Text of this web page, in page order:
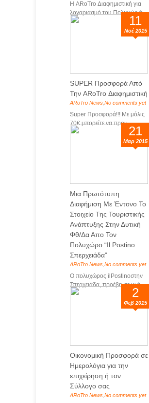
Η ARoTro Διαφημιστική για
λογαριασμό του Πολυχώρ�...
11
Νοέ 2015
SUPER Προσφορά Από
Την ARoTro Διαφημιστική
ARoTro News No comments yet
Super Προσφορά!!! Με μόλις
70€ μπορείτε να προμ...
21
Μαρ 2015
Μια Πρωτότυπη
Διαφήμιση Με Έντονο Το
Στοιχείο Της Τουριστικής
Ανάπτυξης Στην Δυτική
Φθ/Δα Απο Τον
Πολυχώρο “Il Postino
Σπερχειάδα”
ARoTro News No comments yet
Ο πολυχώρος ilPostinoστην
Σπερχειάδα, προέβη σε μι�...
2
Φεβ 2015
Οικονομική Προσφορά σε
Ημερολόγια για την
επιχείρηση ή τον
Σύλλογο σας
ARoTro News No comments yet